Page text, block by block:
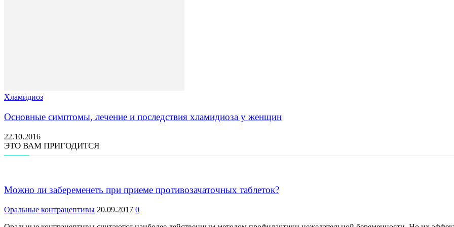
Хламидиоз
Основные симптомы, лечение и последствия хламидиоза у женщин
22.10.2016
ЭТО ВАМ ПРИГОДИТСЯ
Можно ли забеременеть при приеме противозачаточных таблеток?
Оральные контрацептивы 20.09.2017 0